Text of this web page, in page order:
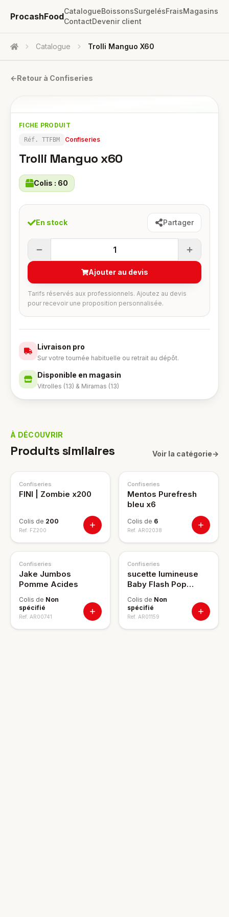
ProcashFood
CatalogueBoissonsSurgelésFraisMagasins
ContactDevenir client
Accueil Catalogue Trolli Manguo X60
←Retour à Confiseries
FICHE PRODUIT
Réf. TTFBM Confiseries
Trolli Manguo x60
Colis : 60
En stock Partager
1
Ajouter au devis
Tarifs réservés aux professionnels. Ajoutez au devis
pour recevoir une proposition personnalisée.
Livraison pro
Sur votre tournée habituelle ou retrait au dépôt.
Disponible en magasin
Vitrolles (13) & Miramas (13)
À DÉCOUVRIR
Produits similaires Voir la catégorie→
Confiseries
FINI | Zombie x200
Colis de 200
Ref. FZ200
Confiseries
Mentos Purefresh
bleu x6
Colis de 6
Ref. AR02038
Confiseries
Jake Jumbos
Pomme Acides
Colis de Non
spécifié
Ref. AR00741
Confiseries
sucette lumineuse
Baby Flash Pop
Colis de Non
spécifié
Ref. AR01159